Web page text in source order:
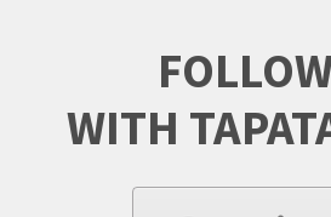
WITH